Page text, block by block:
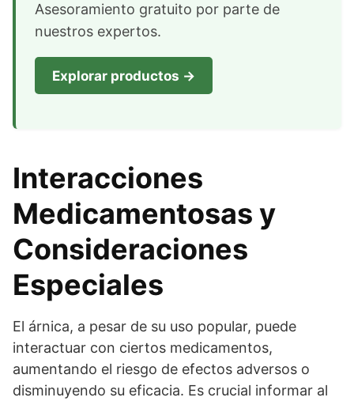
Asesoramiento gratuito por parte de
nuestros expertos.
Explorar productos →
Interacciones
Medicamentosas y
Consideraciones
Especiales
El árnica, a pesar de su uso popular, puede
interactuar con ciertos medicamentos,
aumentando el riesgo de efectos adversos o
disminuyendo su eficacia. Es crucial informar al